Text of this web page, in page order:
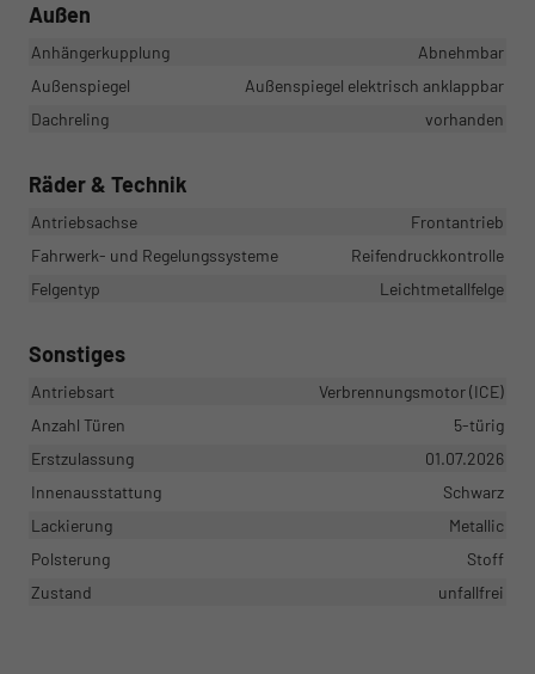
Außen
Anhängerkupplung
Abnehmbar
Außenspiegel
Außenspiegel elektrisch anklappbar
Dachreling
vorhanden
Räder & Technik
Antriebsachse
Frontantrieb
Fahrwerk- und Regelungssysteme
Reifendruckkontrolle
Felgentyp
Leichtmetallfelge
Sonstiges
Antriebsart
Verbrennungsmotor (ICE)
Anzahl Türen
5-türig
Erstzulassung
01.07.2026
Innenausstattung
Schwarz
Lackierung
Metallic
Polsterung
Stoff
Zustand
unfallfrei